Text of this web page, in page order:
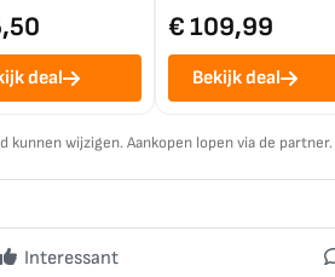
deal
€ 109,99
Bekijk deal
kunnen wijzigen. Aankopen lopen via de partner.
Interessant